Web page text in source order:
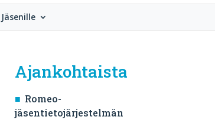
Jäsenille
Ajankohtaista
Romeo-
jäsentietojärjestelmän